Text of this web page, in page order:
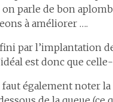
parle de bon aplomb
à améliorer ….
par l’implantation
est donc que
faut également noter